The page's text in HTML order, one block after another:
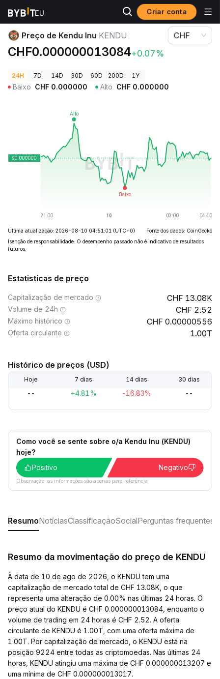
Criar conta
Preços de Criptomoedas Preço de Kendu Inu KENDU
Preço de Kendu Inu KENDU
CHF0.000000013084+0.07%
CHF
24H 7D 14D 30D 60D 200D 1Y
Baixo CHF 0.000000 Alto CHF 0.000000
Última atualização: 2026-08-10 04:51:01 (UTC+0)
Fonte dos dados: CoinGecko
Isenção de responsabilidade: O desempenho passado não é indicativo de resultados
futuros.
Estatisticas de preço
Capitalização de mercado 13.08K
Volume de 24h 2.52
Máximo histórico 0.00000556
Oferta circulante 1.00T
Histórico de preços (USD)
Hoje 7 dias 14 dias 30 dias
-- +4.81% -16.83% --
Como você se sente sobre o/a Kendu Inu (KENDU)
hoje?
Positivo
Negativo
Observação: as informações são apenas para referência.
ResumoNotíciasClassificaçãoSocialPerguntas frequentes
Resumo da movimentação do preço de KENDU
À data de 10 de ago de 2026, o KENDU tem uma
capitalização de mercado total de CHF 13.08K, o que
representa uma alteração de 0.00% nas últimas 24 horas. O
preço atual do KENDU é CHF 0.000000013084, enquanto o
volume de trading em 24 horas é CHF 2.52. A oferta
circulante de KENDU é 1.00T, com uma oferta máxima de
1.00T. Por capitalização de mercado, o KENDU está na
posição 9224 entre todas as criptomoedas. Nas últimas 24
horas, KENDU atingiu uma máxima de CHF 0.000000013207 e
uma mínima de CHF 0.000000013017.